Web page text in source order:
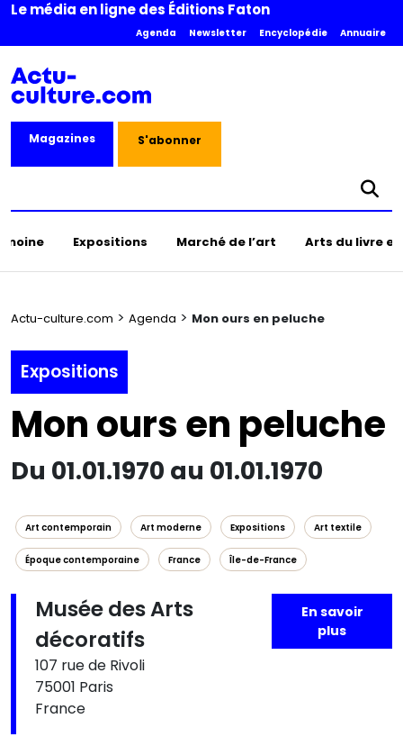
Le média en ligne des Éditions Faton
Agenda Newsletter Encyclopédie Annuaire
Magazines S'abonner
Expositions Marché de l’art Arts du livre
Actu-culture.com > Agenda > Mon ours en peluche
Expositions
Mon ours en peluche
Du 01.01.1970 au 01.01.1970
Art contemporain Art moderne Expositions Art textile
Époque contemporaine France Île-de-France
Musée des Arts
décoratifs
107 rue de Rivoli
75001 Paris
France
En savoir
plus